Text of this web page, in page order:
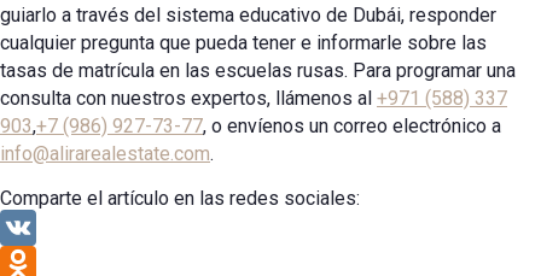
guiarlo a través del sistema educativo de Dubái, responder
cualquier pregunta que pueda tener e informarle sobre las
tasas de matrícula en las escuelas rusas. Para programar una
consulta con nuestros expertos, llámenos al +971 (588) 337
903,+7 (986) 927-73-77, o envíenos un correo electrónico a
info@alirarealestate.com.
Comparte el artículo en las redes sociales:
VK